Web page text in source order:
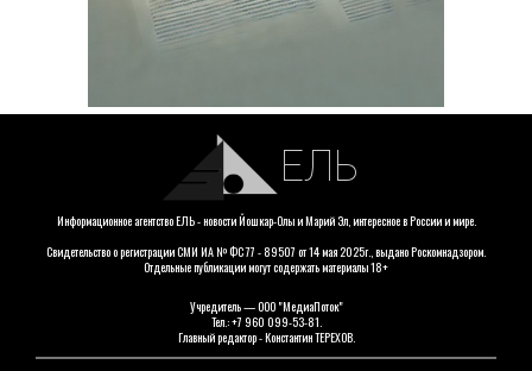
ЕЛЬ
Информационное агентство ЕЛЬ - новости Йошкар-Олы и Марий Эл, интересное в России и мире.
Свидетельство о регистрации СМИ ИА № ФС 77 - 89507 от 14 мая 2025г., выдано Роскомнадзором.
Отдельные публикации могут содержать материалы 18+
Учредитель — ООО "МедиаПоток"
Тел.: +7 960 099-53-81.
Главный редактор - Константин ТЕРЕХОВ.